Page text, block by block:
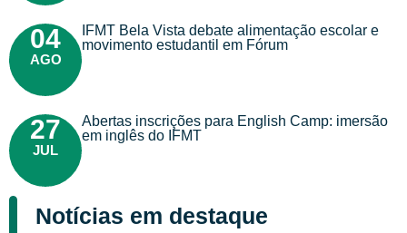
04
AGO
IFMT Bela Vista debate alimentação escolar e
movimento estudantil em Fórum
27
JUL
Abertas inscrições para English Camp: imersão
em inglês do IFMT
Notícias em destaque